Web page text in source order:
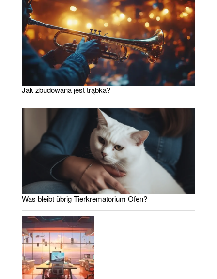
Jak zbudowana jest trąbka?
Was bleibt übrig Tierkrematorium Ofen?